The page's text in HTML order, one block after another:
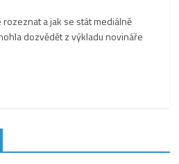
rozeznat a jak se stát mediálně
dozvědět z výkladu novináře